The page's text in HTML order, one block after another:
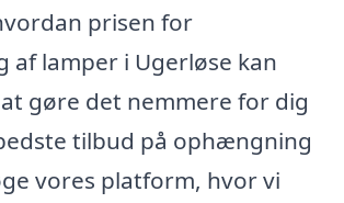
prisen for
lamper i Ugerløse kan
gøre det nemmere for dig
tilbud på ophængning
vores platform, hvor vi